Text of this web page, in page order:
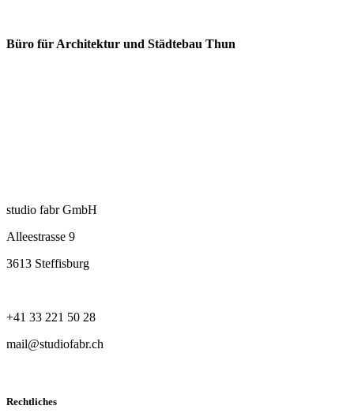
Büro für Architektur und Städtebau Thun
studio fabr GmbH
Alleestrasse 9
3613 Steffisburg
+41 33 221 50 28
mail@studiofabr.ch
Rechtliches